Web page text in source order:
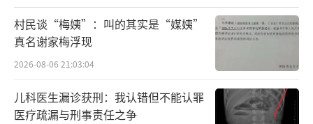
村民谈“梅姨”：叫的其实是“媒姨”
真名谢家梅浮现
2026-08-06 21:03:04
儿科医生漏诊获刑：我认错但不能认罪
医疗疏漏与刑事责任之争